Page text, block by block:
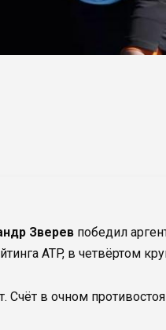
Зверев победил
ATP, в четвёртом
Счёт в очном